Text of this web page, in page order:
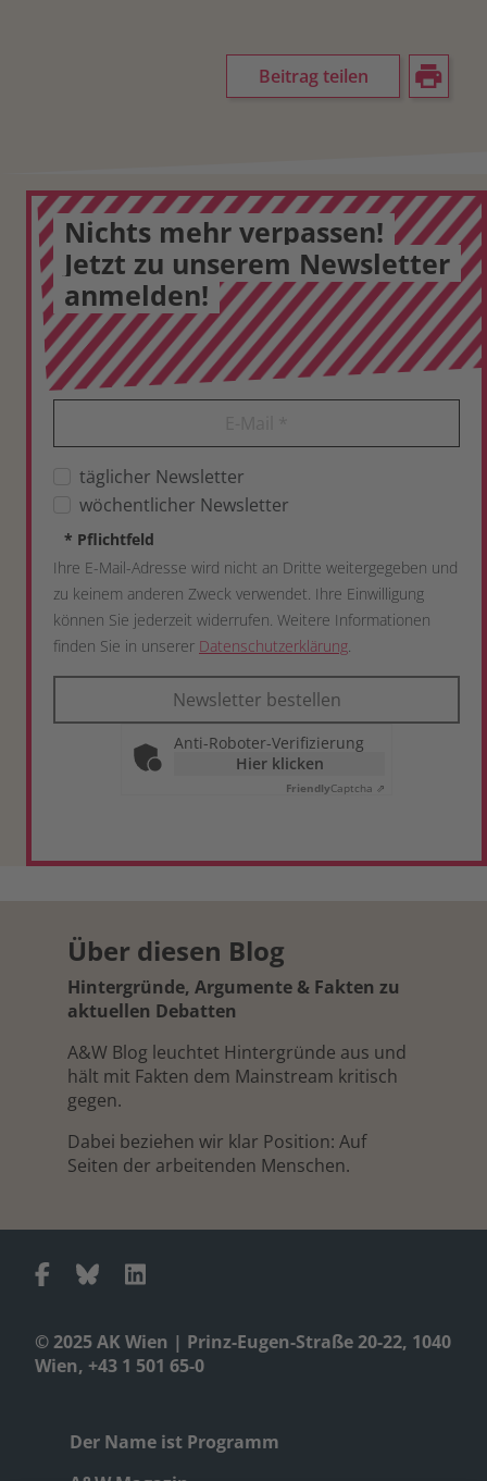
Beitrag teilen
Nichts mehr verpassen!
Jetzt zu unserem Newsletter
anmelden!
täglicher Newsletter
wöchentlicher Newsletter
* Pflichtfeld
Ihre E-Mail-Adresse wird nicht an Dritte weitergegeben und
zu keinem anderen Zweck verwendet. Ihre Einwilligung
können Sie jederzeit widerrufen. Weitere Informationen
finden Sie in unserer Datenschutzerklärung.
Newsletter bestellen
Anti-Roboter-Verifizierung
Hier klicken
FriendlyCaptcha ⇗
© 2025 AK Wien | Prinz-Eugen-Straße 20-22, 1040
Wien, +43 1 501 65-0
Der Name ist Programm
Über diesen Blog
Hintergründe, Argumente & Fakten zu
aktuellen Debatten
A&W Blog leuchtet Hintergründe aus und
hält mit Fakten dem Mainstream kritisch
gegen.
Dabei beziehen wir klar Position: Auf
Seiten der arbeitenden Menschen.